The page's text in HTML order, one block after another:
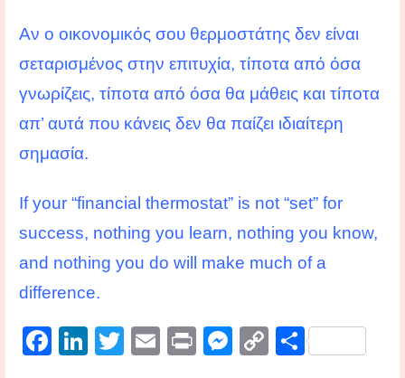
Αν ο οικονομικός σου θερμοστάτης δεν είναι
σεταρισμένος στην επιτυχία, τίποτα από όσα
γνωρίζεις, τίποτα από όσα θα μάθεις και τίποτα
απ’ αυτά που κάνεις δεν θα παίζει ιδιαίτερη
σημασία.
If your “financial thermostat” is not “set” for
success, nothing you learn, nothing you know,
and nothing you do will make much of a
difference.
F Li T E PrM C S